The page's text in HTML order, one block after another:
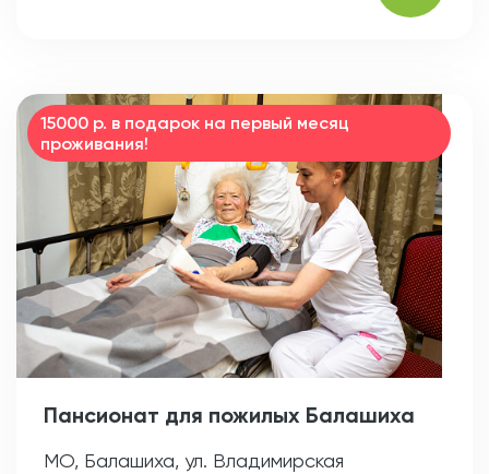
15000 р. в подарок на первый месяц
проживания!
Пансионат для пожилых Балашиха
МО, Балашиха, ул. Владимирская